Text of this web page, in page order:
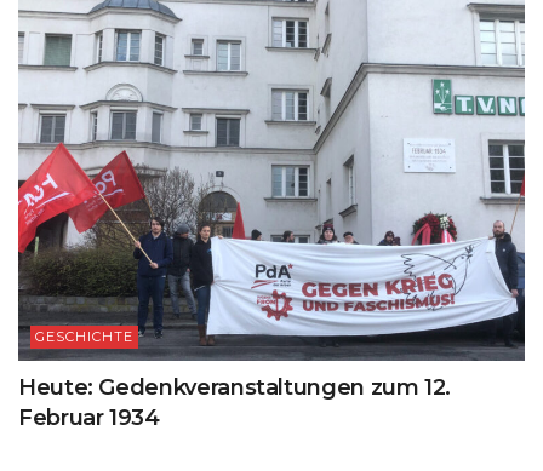
GESCHICHTE
Heute: Gedenkveranstaltungen zum 12.
Februar 1934